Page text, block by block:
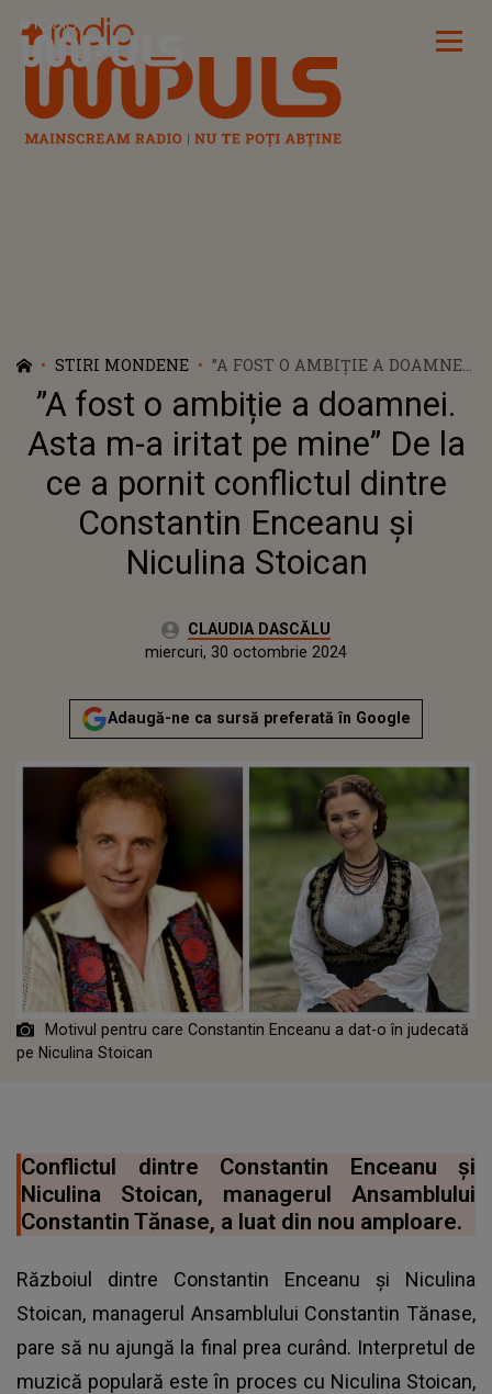
Radio Impuls
STIRI MONDENE
”A FOST O AMBIȚIE A DOAMNEI.
ASTA M-A IRITAT PE MINE” DE
LA CE A PORNIT CONFLICTUL
DINTRE CONSTANTIN ENCEANU
ȘI NICULINA STOICAN
”A fost o ambiție a doamnei.
Asta m-a iritat pe mine” De la
ce a pornit conflictul dintre
Constantin Enceanu și
Niculina Stoican
Autor:CLAUDIA DASCĂLU
luni, 30 octombrie 2023Actualizat:
miercuri, 30 octombrie 2024
Adaugă-ne ca sursă preferată în Google
Motivul pentru care Constantin Enceanu a dat-o în judecată
pe Niculina Stoican
Conflictul dintre Constantin Enceanu și
Niculina Stoican, managerul Ansamblului
Constantin Tănase, a luat din nou amploare.
Războiul dintre Constantin Enceanu și Niculina
Stoican, managerul Ansamblului Constantin Tănase,
pare să nu ajungă la final prea curând. Interpretul de
muzică populară este în proces cu Niculina Stoican,